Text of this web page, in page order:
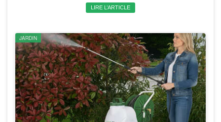
LIRE L’ARTICLE
JARDIN